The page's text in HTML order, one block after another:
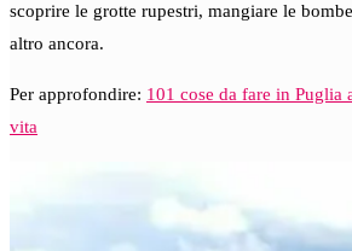
scoprire le grotte rupestri, mangiare le
altro ancora.
Per approfondire: 101 cose da fare in Puglia
vita